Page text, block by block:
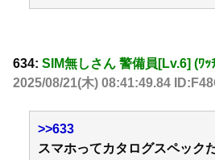
634: SIM無しさん 警備員[Lv.6] (ﾜｯ
2025/08/21(木) 08:41:49.84
>>633
スマホってカタログスペック